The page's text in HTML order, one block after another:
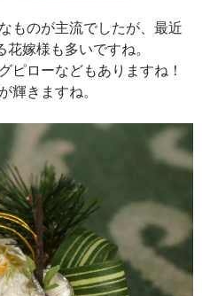
ものが主流でしたが、最近
嫁様も多いですね。
ピローなどもありますね！
輝きますね。